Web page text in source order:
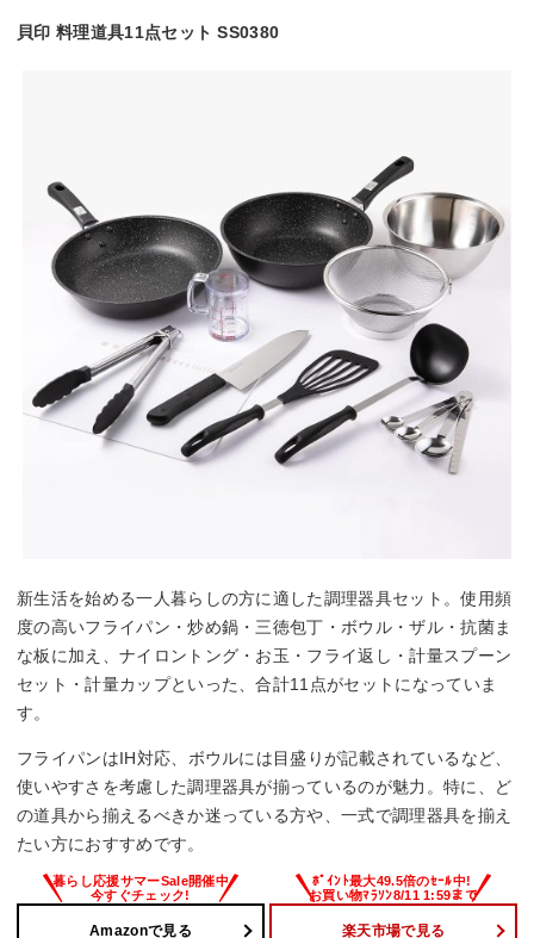
貝印 料理道具11点セット SS0380
新生活を始める一人暮らしの方に適した調理器具セット。使用頻
度の高いフライパン・炒め鍋・三徳包丁・ボウル・ザル・抗菌ま
な板に加え、ナイロントング・お玉・フライ返し・計量スプーン
セット・計量カップといった、合計11点がセットになっていま
す。
フライパンはIH対応、ボウルには目盛りが記載されているなど、
使いやすさを考慮した調理器具が揃っているのが魅力。特に、ど
の道具から揃えるべきか迷っている方や、一式で調理器具を揃え
たい方におすすめです。
Amazonで見る 楽天市場で見る